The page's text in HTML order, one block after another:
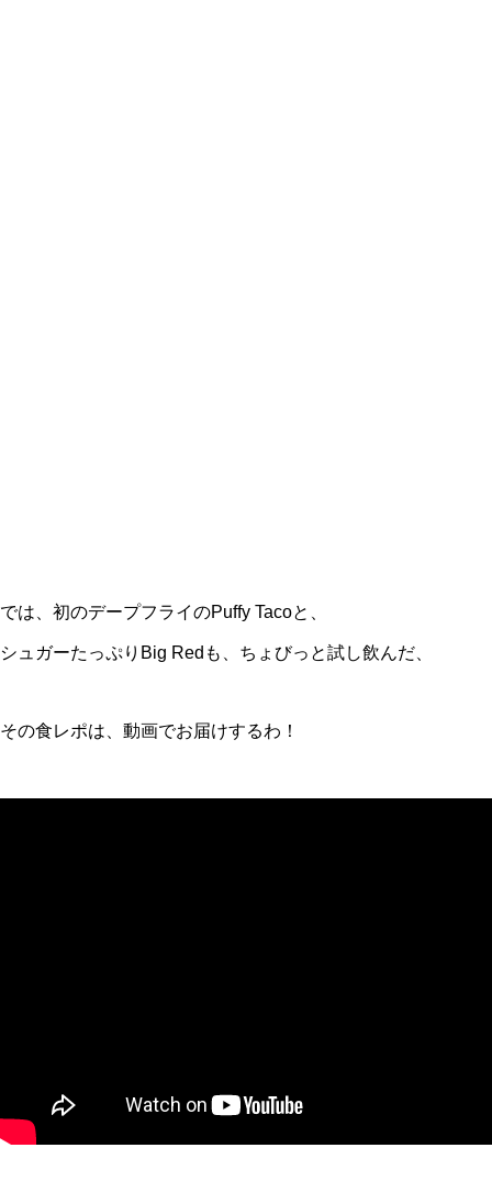
では、初のデープフライのPuffy Tacoと、
シュガーたっぷりBig Redも、ちょびっと試し飲んだ、
その食レポは、動画でお届けするわ！